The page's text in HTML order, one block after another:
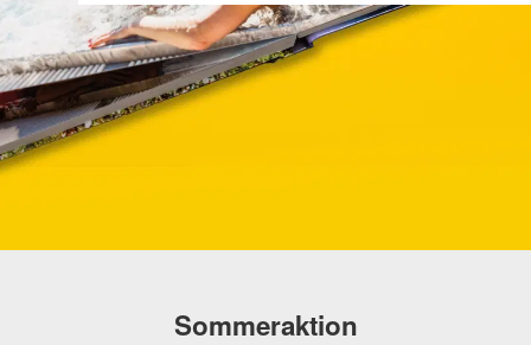
Sommeraktion